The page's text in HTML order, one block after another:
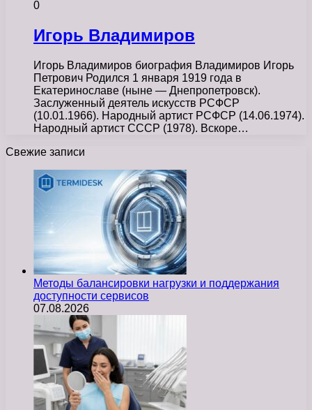
0
Игорь Владимиров
Игорь Владимиров биография Владимиров Игорь
Петрович Родился 1 января 1919 года в
Екатеринославе (ныне — Днепропетровск).
Заслуженный деятель искусств РСФСР
(10.01.1966). Народный артист РСФСР (14.06.1974).
Народный артист СССР (1978). Вскоре…
Свежие записи
Методы балансировки нагрузки и поддержания
доступности сервисов
07.08.2026